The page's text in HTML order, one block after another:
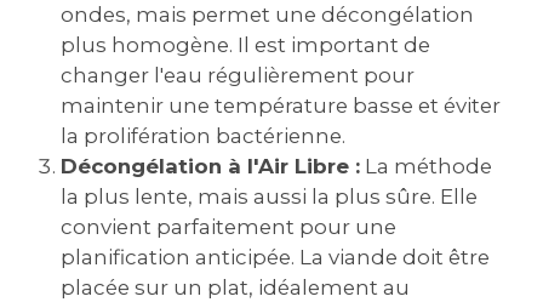
ondes, mais permet une décongélation
plus homogène. Il est important de
changer l'eau régulièrement pour
maintenir une température basse et éviter
la prolifération bactérienne.
Décongélation à l'Air Libre : La méthode
la plus lente, mais aussi la plus sûre. Elle
convient parfaitement pour une
planification anticipée. La viande doit être
placée sur un plat, idéalement au